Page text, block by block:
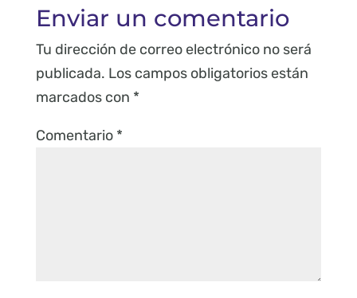
Enviar un comentario
Tu dirección de correo electrónico no será
publicada. Los campos obligatorios están
marcados con *
Comentario *